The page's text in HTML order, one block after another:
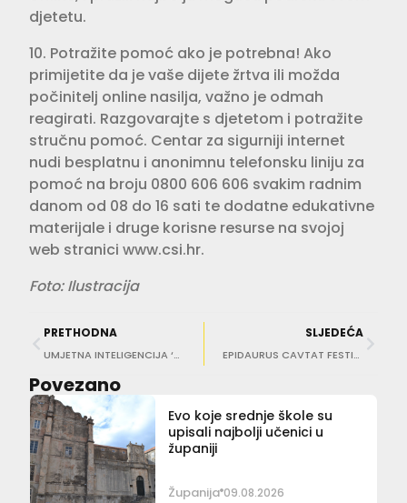
djetetu.
10. Potražite pomoć ako je potrebna! Ako
primijetite da je vaše dijete žrtva ili možda
počinitelj online nasilja, važno je odmah
reagirati. Razgovarajte s djetetom i potražite
stručnu pomoć. Centar za sigurniji internet
nudi besplatnu i anonimnu telefonsku liniju za
pomoć na broju 0800 606 606 svakim radnim
danom od 08 do 16 sati te dodatne edukativne
materijale i druge korisne resurse na svojoj
web stranici www.csi.hr.
Foto: Ilustracija
PRETHODNA
UMJETNA INTELIGENCIJA ‘ULAZI’ U KAZNENI ZAKON Stroge zatvorske kazne za zlouporabu
SLJEDEĆA
EPIDAURUS CAVTAT FESTIVAL Nakon In Medio Mare, slijedi bogat pijanistički program
Povezano
Evo koje srednje škole su
upisali najbolji učenici u
županiji
Županija 09.08.2026